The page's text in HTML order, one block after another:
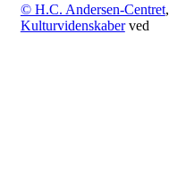
© H.C. Andersen-Centret,
Kulturvidenskaberved